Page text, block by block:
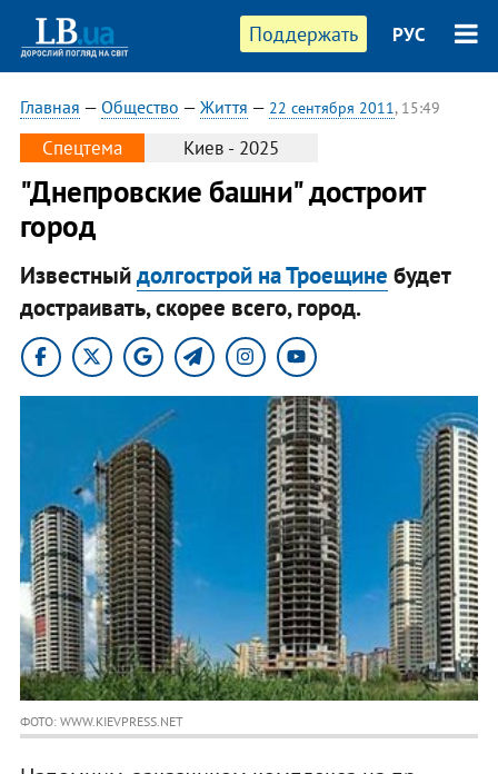
Поддержать РУС
Главная — Общество — Життя — 22 сентября 2011, 15:49
Спецтема Киев - 2025
"Днепровские башни" достроит
город
Известныйдолгострой на Троещине будет
достраивать, скорее всего, город.
ФОТО: WWW.KIEVPRESS.NET